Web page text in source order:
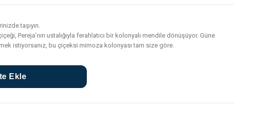
taşıyın.
Pereja’nın ustalığıyla ferahlatıcı bir kolonyalı mendile dönüşüyor. Güne
istiyorsanız, bu çiçeksi mimoza kolonyası tam size göre.